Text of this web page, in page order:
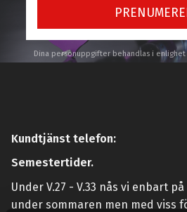
Dina personuppgifter behandlas i
Kundtjänst telefon:
Semestertider.
Under V.27 - V.33 nås vi enbart
under sommaren men med viss